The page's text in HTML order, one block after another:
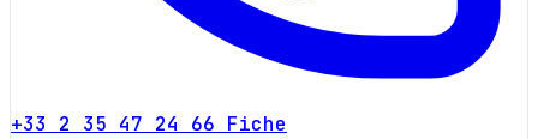
+33 2 35 47 24 66 Fiche